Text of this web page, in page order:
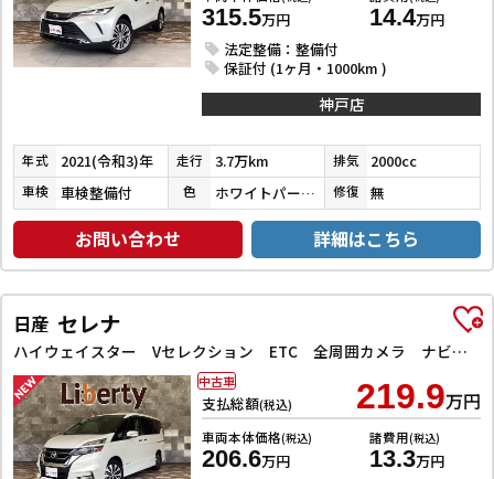
315.5万円 14.4万円
法定整備：整備付
保証付 (1ヶ月・1000km )
神戸店
年式 2021(令和3)年 走行 3.7万km 排気 2000cc
車検 車検整備付 色 ホワイトパールクリスタルシャイン 修復 無
お問い合わせ 詳細はこちら
日産 セレナ
ハイウェイスター Vセレクション ETC 全周囲カメラ ナビ TV クリアランスソナー オートクルーズコントロール パークアシスト 衝突被害軽減システム 両側電動スライドドア オートライト LEDヘッドランプ
支払総額(税込) 219.9万円
車両本体価格(税込)
206.6万円
諸費用(税込)
13.3万円
中古車